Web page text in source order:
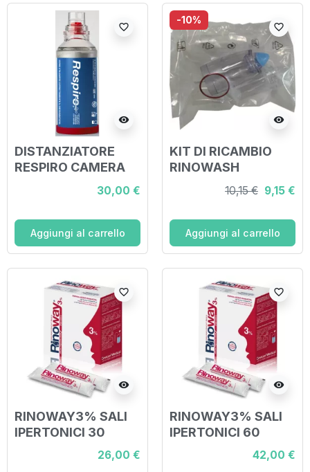
visibility
favorite_border
DISTANZIATORE
RESPIRO CAMERA
PER INALAZIONE
ANTISTATICA CON
30,00 €
Aggiungi al carrello
-10%
visibility
favorite_border
KIT DI RICAMBIO
RINOWASH
10,15 € 9,15 €
Aggiungi al carrello
visibility
favorite_border
RINOWAY3% SALI
IPERTONICI 30
26,00 €
visibility
favorite_border
RINOWAY3% SALI
IPERTONICI 60
42,00 €